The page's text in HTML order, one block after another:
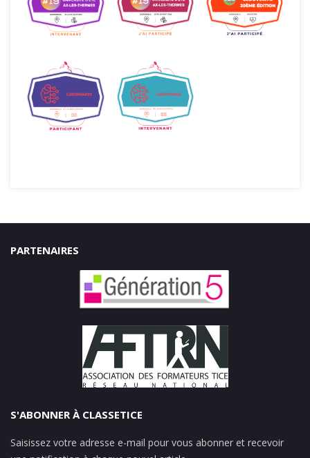
PARTENAIRES
S'ABONNER À CLASSETICE
Saisissez votre adresse e-mail pour vous abonner et recevoir